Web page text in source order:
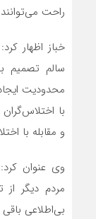
راحت
خباز اظهار
سالم تصمیم
محدودیت
با
و مقابله با
وی عنوان
مردم دیگر
بی‌اطلاعی باقی